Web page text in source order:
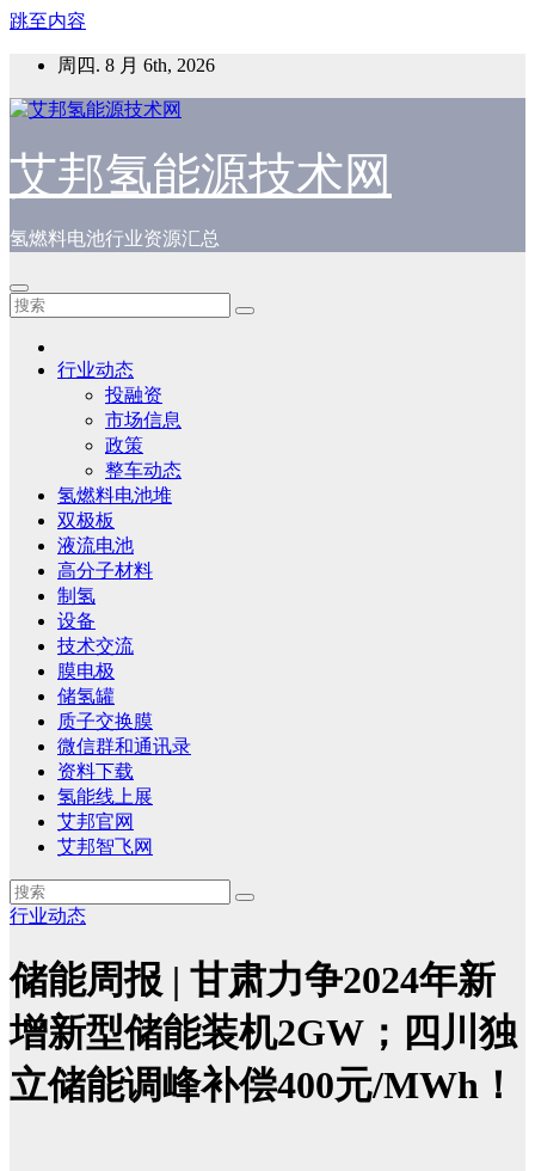
跳至内容
周四. 8 月 6th, 2026
艾邦氢能源技术网
氢燃料电池行业资源汇总
行业动态
投融资
市场信息
政策
整车动态
氢燃料电池堆
双极板
液流电池
高分子材料
制氢
设备
技术交流
膜电极
储氢罐
质子交换膜
微信群和通讯录
资料下载
氢能线上展
艾邦官网
艾邦智飞网
行业动态
储能周报 | 甘肃力争2024年新
增新型储能装机2GW；四川独
立储能调峰补偿400元/MWh！